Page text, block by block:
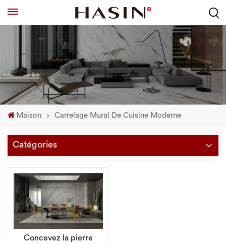
Maison Carrelage Mural De Cuisine Moderne
Catégories
Concevez la pierre